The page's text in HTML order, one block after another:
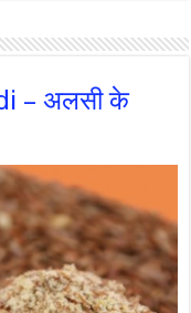
– अलसी के